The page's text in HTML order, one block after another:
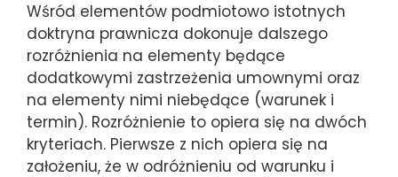
Wśród elementów podmiotowo istotnych
doktryna prawnicza dokonuje dalszego
rozróżnienia na elementy będące
dodatkowymi zastrzeżenia umownymi oraz
na elementy nimi niebędące (warunek i
termin). Rozróżnienie to opiera się na dwóch
kryteriach. Pierwsze z nich opiera się na
założeniu, że w odróżnieniu od warunku i